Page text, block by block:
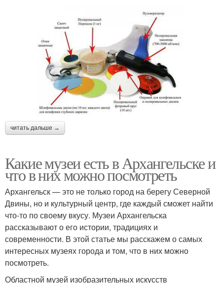
читать дальше →
Какие музеи есть в Архангельске и
что в них можно посмотреть
Архангельск — это не только город на берегу Северной
Двины, но и культурный центр, где каждый сможет найти
что-то по своему вкусу. Музеи Архангельска
рассказывают о его истории, традициях и
современности. В этой статье мы расскажем о самых
интересных музеях города и том, что в них можно
посмотреть.
Областной музей изобразительных искусств